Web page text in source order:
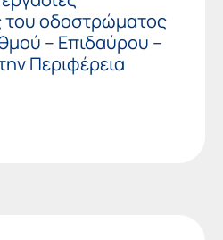
οδοστρώματος
– Επιδαύρου –
Περιφέρεια